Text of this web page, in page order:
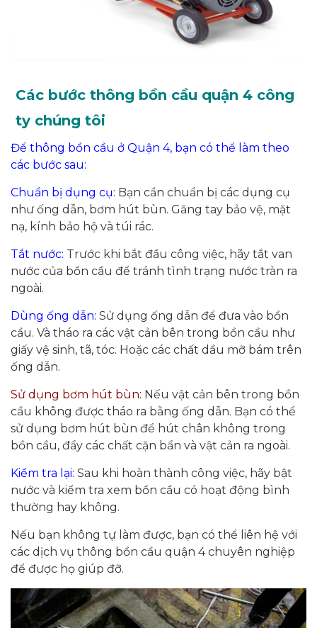
Các bước thông bồn cầu quận 4 công
ty chúng tôi
Để thông bồn cầu ở Quận 4, bạn có thể làm theo
các bước sau:
Chuẩn bị dụng cụ: Bạn cần chuẩn bị các dụng cụ
như ống dẫn, bơm hút bùn. Găng tay bảo vệ, mặt
nạ, kính bảo hộ và túi rác.
Tắt nước: Trước khi bắt đầu công việc, hãy tắt van
nước của bồn cầu để tránh tình trạng nước tràn ra
ngoài.
Dùng ống dẫn: Sử dụng ống dẫn để đưa vào bồn
cầu. Và tháo ra các vật cản bên trong bồn cầu như
giấy vệ sinh, tã, tóc. Hoặc các chất dầu mỡ bám trên
ống dẫn.
Sử dụng bơm hút bùn: Nếu vật cản bên trong bồn
cầu không được tháo ra bằng ống dẫn. Bạn có thể
sử dụng bơm hút bùn để hút chân không trong
bồn cầu, đẩy các chất cặn bẩn và vật cản ra ngoài.
Kiểm tra lại: Sau khi hoàn thành công việc, hãy bật
nước và kiểm tra xem bồn cầu có hoạt động bình
thường hay không.
Nếu bạn không tự làm được, bạn có thể liên hệ với
các dịch vụ thông bồn cầu quận 4 chuyên nghiệp
để được họ giúp đỡ.